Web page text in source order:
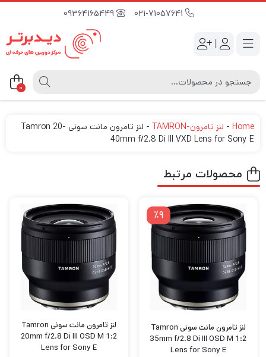
09364165449
|
0
Home
- لنز تامرون-TAMRON -
لنز تامرون مانت سونی Tamron 20-
40mm f/2.8 Di III VXD Lens for Sony E
محصولات مرتبط
٪9
لنز تامرون مانت سونی Tamron
35mm f/2.8 Di III OSD M 1:2
Lens for Sony E
لنز تامرون مانت سونی Tamron
20mm f/2.8 Di III OSD M 1:2
Lens for Sony E